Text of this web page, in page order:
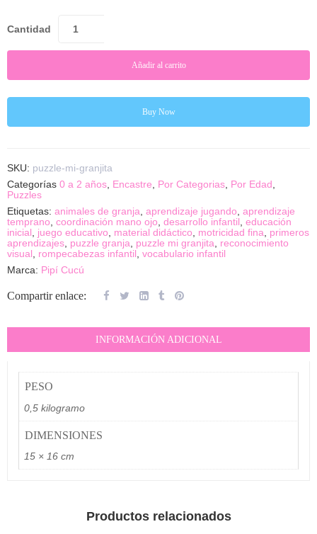
Cantidad
Añadir al carrito
Buy Now
SKU: puzzle-mi-granjita
Categorías 0 a 2 años Encastre Por Categorias Por Edad
Puzzles
Etiquetas: animales de granja aprendizaje jugando aprendizaje
temprano coordinación mano ojo desarrollo infantil educación
inicial
juego educativo material didáctico motricidad fina
primeros
aprendizajes puzzle granja puzzle mi granjita
reconocimiento
visual
rompecabezas infantil vocabulario infantil
Marca: Pipí Cucú
Compartir enlace:
INFORMACIÓN ADICIONAL
PESO
0,5 kilogramo
DIMENSIONES
15 × 16 cm
Productos relacionados